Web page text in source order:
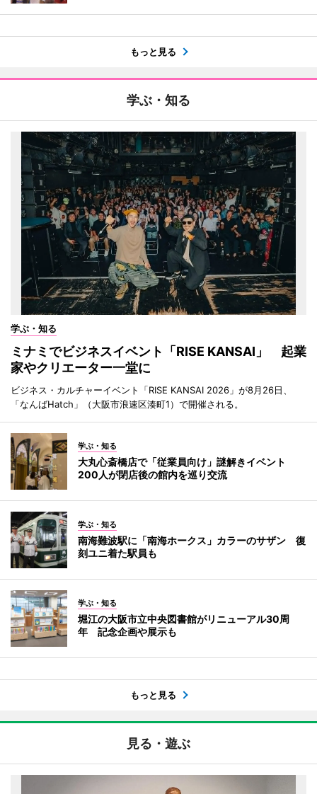
もっと見る
学ぶ・知る
学ぶ・知る
ミナミでビジネスイベント「RISE KANSAI」 起業
家やクリエーター一堂に
ビジネス・カルチャーイベント「RISE KANSAI 2026」が8月26日、
「なんばHatch」（大阪市浪速区湊町1）で開催される。
学ぶ・知る
大丸心斎橋店で「従業員向け」謎解きイベント
200人が閉店後の館内を巡り交流
学ぶ・知る
南海難波駅に「南海ホークス」カラーのサザン 復
刻ユニ着た駅員も
学ぶ・知る
堀江の大阪市立中央図書館がリニューアル30周
年 記念企画や展示も
もっと見る
見る・遊ぶ